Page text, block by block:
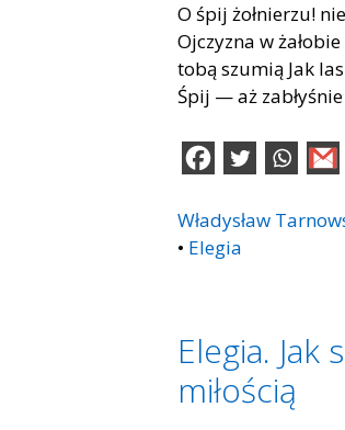
O śpij żołnierzu!
Ojczyzna w
tobą szumią Jak
Śpij — aż
Władysław
• Elegia
Elegia.
miłością